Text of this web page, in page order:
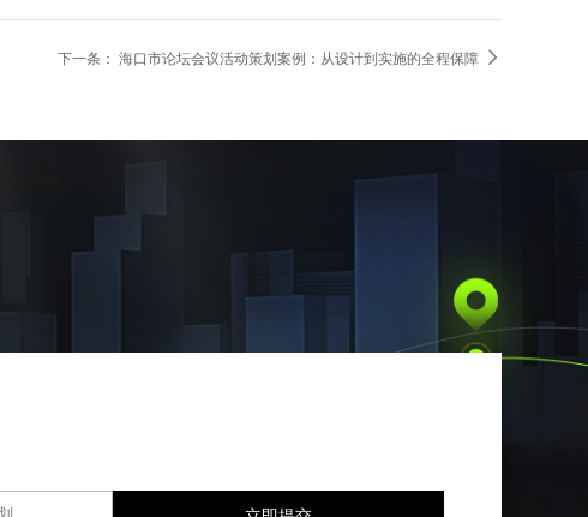
下一条： 海口市论坛会议活动策划案例：从设计到实施的全程保障 